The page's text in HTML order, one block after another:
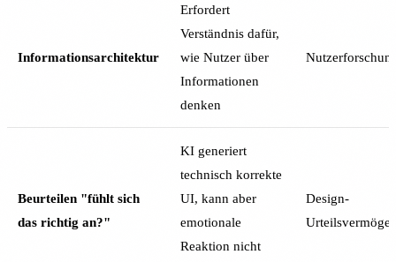
Informationsarchitektur
Erfordert
Verständnis dafür,
wie Nutzer über
Informationen
denken
Beurteilen "fühlt sich
das richtig an?"
KI generiert
technisch korrekte
UI, kann aber
emotionale
Reaktion nicht
Design-